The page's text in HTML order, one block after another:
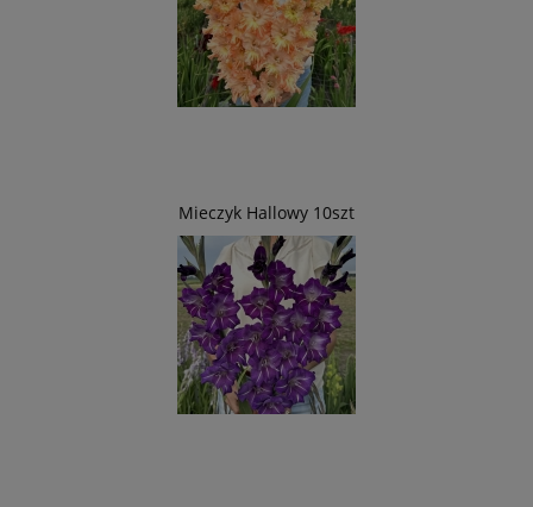
Mieczyk Hallowy 10szt